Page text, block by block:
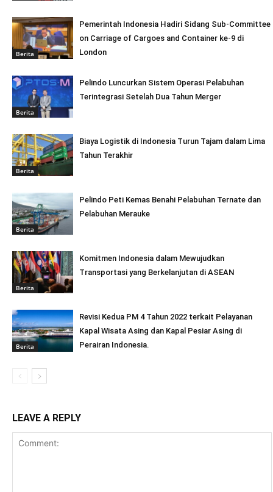
Berita
Pemerintah Indonesia Hadiri Sidang Sub-Committee
on Carriage of Cargoes and Container ke-9 di
London
Berita
Pelindo Luncurkan Sistem Operasi Pelabuhan
Terintegrasi Setelah Dua Tahun Merger
Berita
Biaya Logistik di Indonesia Turun Tajam dalam Lima
Tahun Terakhir
Berita
Pelindo Peti Kemas Benahi Pelabuhan Ternate dan
Pelabuhan Merauke
Berita
Komitmen Indonesia dalam Mewujudkan
Transportasi yang Berkelanjutan di ASEAN
Berita
Revisi Kedua PM 4 Tahun 2022 terkait Pelayanan
Kapal Wisata Asing dan Kapal Pesiar Asing di
Perairan Indonesia.
LEAVE A REPLY